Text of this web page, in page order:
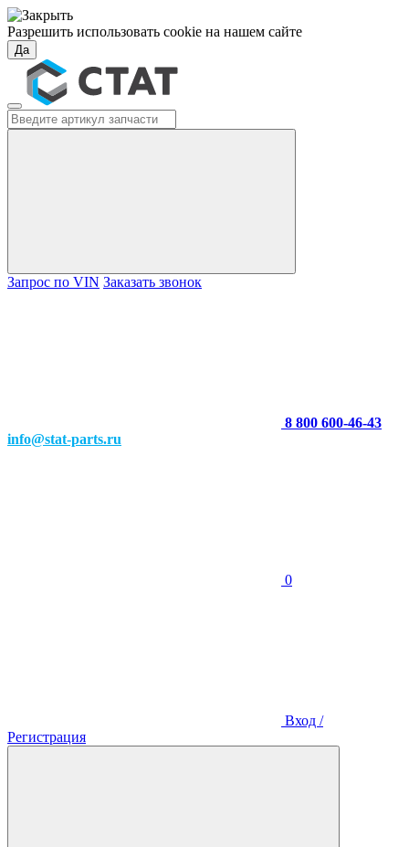
Разрешить использовать cookie на нашем сайте
Да
Запрос по VIN Заказать звонок
8 800 600-46-43
info@stat-parts.ru
0
Вход /
Регистрация